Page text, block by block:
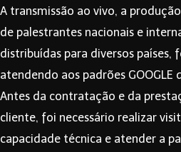
A transmissão ao vivo, a
de palestrantes nacionais e
distribuídas para diversos países,
atendendo aos padrões GOOGLE
Antes da contratação e da
cliente, foi necessário realizar
capacidade técnica e atender a